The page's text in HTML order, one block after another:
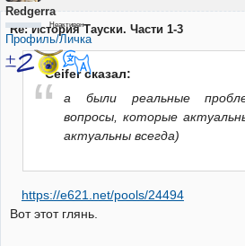
Redgerra
Неактивен
Профиль/Личка
Re: История Тауски. Части 1-3
Ceifer сказал:
а были реальные
вопросы, которые
актуальны всегда)
https://e621.net/pools/24494
Вот этот глянь.